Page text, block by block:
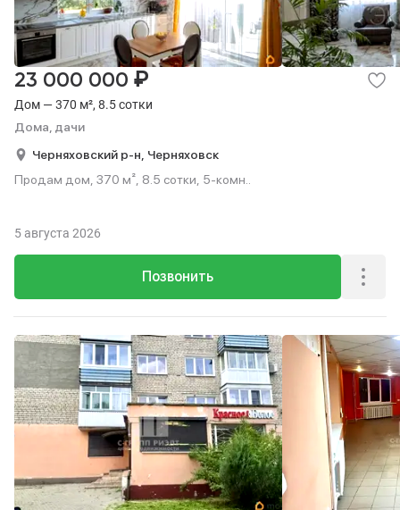
Дом — 370 м², 8.5 сотки
Дома, дачи
23 000 000 ₽
Черняховский р-н, Черняховск
Продам дом, 370 м², 8.5 сотки, 5-комн..
Позвонить
5 августа 2026